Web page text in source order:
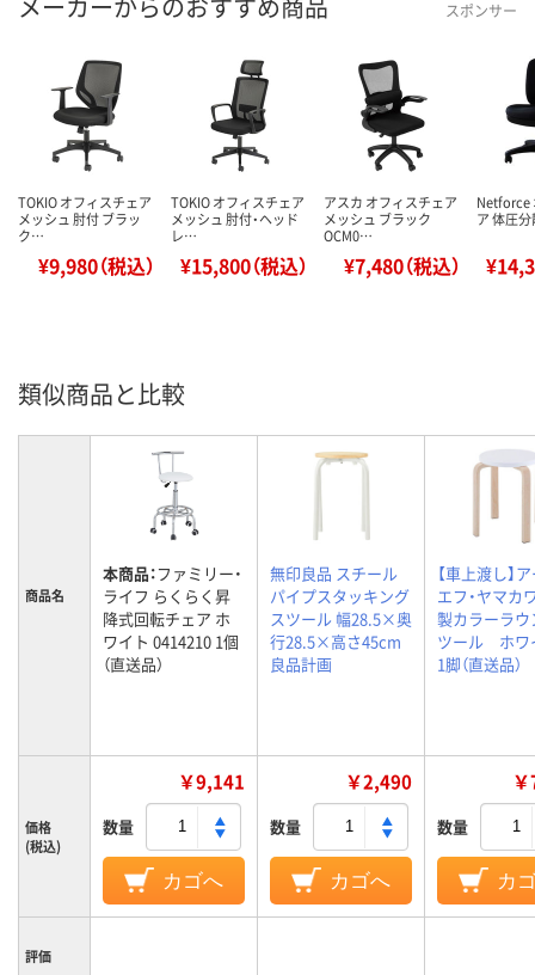
スポンサー
TOKIO オフィスチェア
メッシュ 肘付 ブラッ
ク…
¥9,980（税込）
TOKIO オフィスチェア
メッシュ 肘付・ヘッド
レ…
¥15,800（税込）
アスカ オフィスチェア
メッシュ ブラック
OCM0…
¥7,480（税込）
Netforce
ア 体圧
類似商品と比較
商品名
本商品：ファミリー・
ライフ らくらく昇
降式回転チェア ホ
ワイト 0414210 1個
（直送品）
無印良品 スチール
パイプスタッキング
スツール 幅28.5×奥
行28.5×高さ45cm
良品計画
【車上渡し】
エフ・ヤマ
製カラーラウ
ツール ホ
1脚（直送品）
価格
(税込)
￥9,141
数量
カゴへ
￥2,490
数量
カゴへ
数量
カ
評価